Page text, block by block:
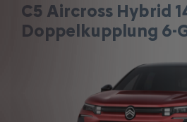
C5 Aircross Hybrid
Doppelkupplung 6-